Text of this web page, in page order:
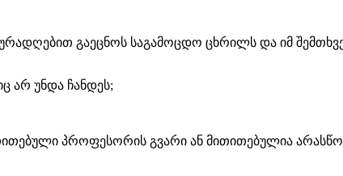
გაეცნოს საგამოცდო ცხრილს და იმ
არ უნდა ჩანდეს;
პროფესორის გვარი ან მითითებულია